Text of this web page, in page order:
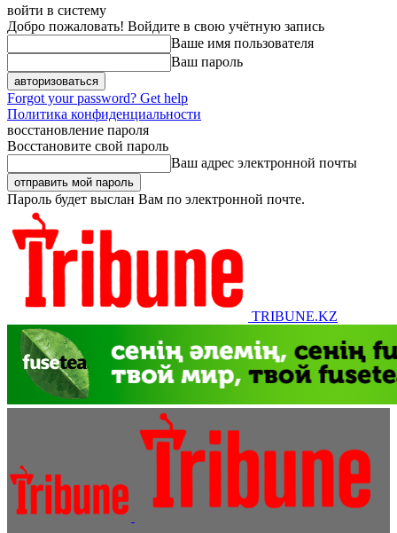
войти в систему
Добро пожаловать! Войдите в свою учётную запись
Ваше имя пользователя
Ваш пароль
Forgot your password? Get help
Политика конфиденциальности
восстановление пароля
Восстановите свой пароль
Ваш адрес электронной почты
Пароль будет выслан Вам по электронной почте.
TRIBUNE.KZ